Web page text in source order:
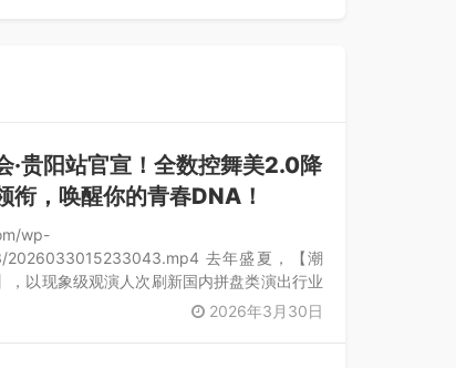
·贵阳站官宣！全数控舞美2.0降
衔，唤醒你的青春DNA！
wp-
2026033015233043.mp4 去年盛夏，【潮
，以现象级观演人次刷新国内拼盘类演出行业
2026年3月30日